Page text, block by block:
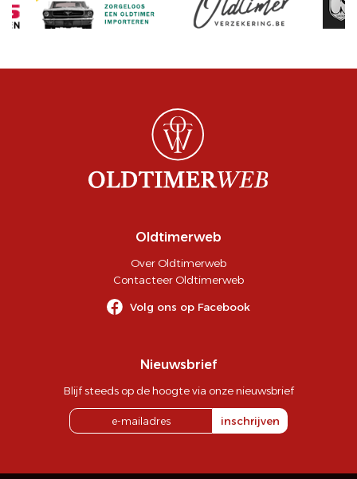
Oldtimerweb
Over Oldtimerweb
Contacteer Oldtimerweb
Volg ons op Facebook
Nieuwsbrief
Blijf steeds op de hoogte via onze nieuwsbrief
inschrijven